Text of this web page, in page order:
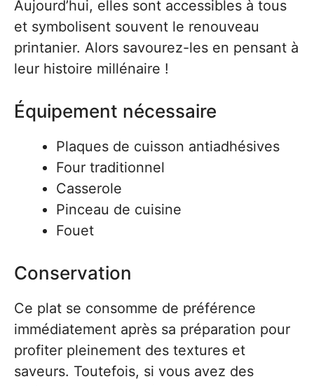
Aujourd’hui, elles sont accessibles à tous
et symbolisent souvent le renouveau
printanier. Alors savourez-les en pensant à
leur histoire millénaire !
Équipement nécessaire
Plaques de cuisson antiadhésives
Four traditionnel
Casserole
Pinceau de cuisine
Fouet
Conservation
Ce plat se consomme de préférence
immédiatement après sa préparation pour
profiter pleinement des textures et
saveurs. Toutefois, si vous avez des